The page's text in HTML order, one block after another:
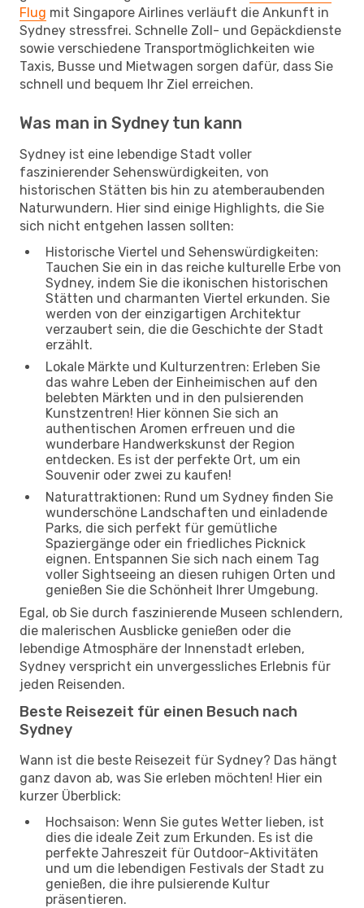
Flug mit Singapore Airlines verläuft die Ankunft in
Sydney stressfrei. Schnelle Zoll- und Gepäckdienste
sowie verschiedene Transportmöglichkeiten wie
Taxis, Busse und Mietwagen sorgen dafür, dass Sie
schnell und bequem Ihr Ziel erreichen.
Was man in Sydney tun kann
Sydney ist eine lebendige Stadt voller
faszinierender Sehenswürdigkeiten, von
historischen Stätten bis hin zu atemberaubenden
Naturwundern. Hier sind einige Highlights, die Sie
sich nicht entgehen lassen sollten:
Historische Viertel und Sehenswürdigkeiten:
Tauchen Sie ein in das reiche kulturelle Erbe von
Sydney, indem Sie die ikonischen historischen
Stätten und charmanten Viertel erkunden. Sie
werden von der einzigartigen Architektur
verzaubert sein, die die Geschichte der Stadt
erzählt.
Lokale Märkte und Kulturzentren: Erleben Sie
das wahre Leben der Einheimischen auf den
belebten Märkten und in den pulsierenden
Kunstzentren! Hier können Sie sich an
authentischen Aromen erfreuen und die
wunderbare Handwerkskunst der Region
entdecken. Es ist der perfekte Ort, um ein
Souvenir oder zwei zu kaufen!
Naturattraktionen: Rund um Sydney finden Sie
wunderschöne Landschaften und einladende
Parks, die sich perfekt für gemütliche
Spaziergänge oder ein friedliches Picknick
eignen. Entspannen Sie sich nach einem Tag
voller Sightseeing an diesen ruhigen Orten und
genießen Sie die Schönheit Ihrer Umgebung.
Egal, ob Sie durch faszinierende Museen schlendern,
die malerischen Ausblicke genießen oder die
lebendige Atmosphäre der Innenstadt erleben,
Sydney verspricht ein unvergessliches Erlebnis für
jeden Reisenden.
Beste Reisezeit für einen Besuch nach
Sydney
Wann ist die beste Reisezeit für Sydney? Das hängt
ganz davon ab, was Sie erleben möchten! Hier ein
kurzer Überblick:
Hochsaison: Wenn Sie gutes Wetter lieben, ist
dies die ideale Zeit zum Erkunden. Es ist die
perfekte Jahreszeit für Outdoor-Aktivitäten
und um die lebendigen Festivals der Stadt zu
genießen, die ihre pulsierende Kultur
präsentieren.